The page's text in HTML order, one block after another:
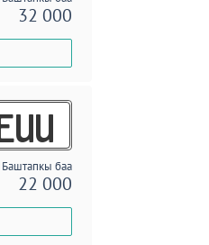
32 000
EUU
Баштапкы баа
22 000